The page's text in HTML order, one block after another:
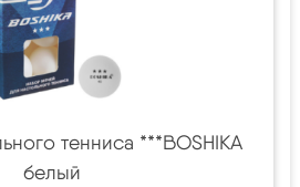
тенниса ***BOSHIKA
белый